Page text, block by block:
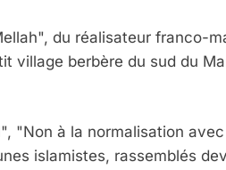
du réalisateur franco-
village berbère du sud du
"Non à la normalisation
islamistes, rassemblés